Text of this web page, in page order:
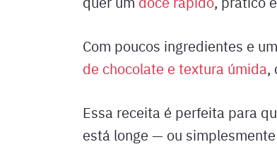
Com poucos ingredientes e
de chocolate e textura úmida,
Essa receita é perfeita para
está longe — ou